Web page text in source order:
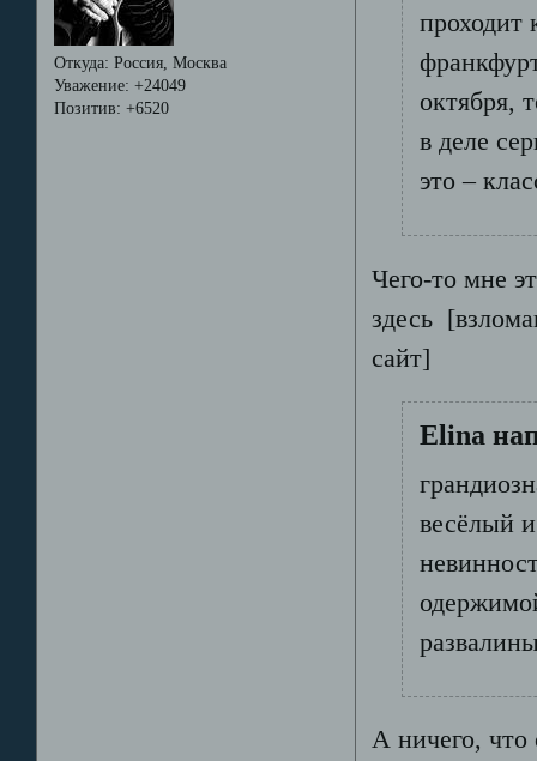
Откуда: Россия, Москва
Уважение: +24049
Позитив: +6520
проходит
октября,
в деле
это –
Чего-то мне
здесь
сайт]
Elina
весёлый
А ничего, что